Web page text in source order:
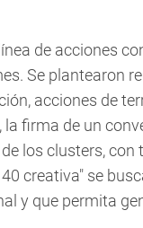
de acciones
Se plantearon
acciones de
firma de un
los clusters,
creativa" se
y que permita